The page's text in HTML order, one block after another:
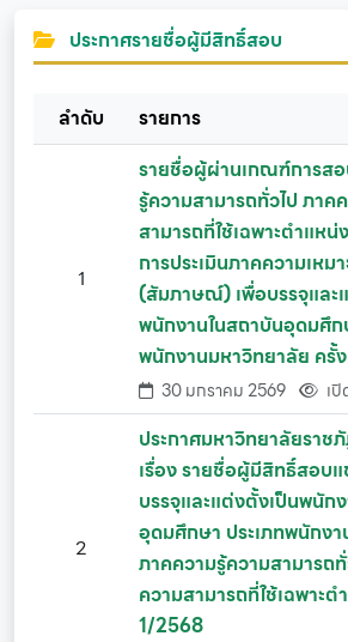
ประกาศรายชื่อผู้มีสิทธิ์สอบ
ลำดับ รายการ
1
รายชื่อผู้ผ่านเกณฑ์การส
รู้ความสามารถทั่วไป ภาค
สามารถที่ใช้เฉพาะตำแหน่
การประเมินภาคความเห
(สัมภาษณ์) เพื่อบรรจุและ
พนักงานในสถาบันอุดมศึก
พนักงานมหาวิทยาลัย ครั้
30 มกราคม 2569 เ
2
ประกาศมหาวิทยาลัยราช
เรื่อง รายชื่อผู้มีสิทธิ์สอบ
บรรจุและแต่งตั้งเป็นพนัก
อุดมศึกษา ประเภทพนักง
ภาคความรู้ความสามารถ
ความสามารถที่ใช้เฉพาะ
1/2568